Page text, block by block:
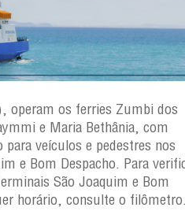
operam os ferries Zumbi dos
e Maria Bethânia, com
veículos e pedestres nos
e Bom Despacho. Para
São Joaquim e Bom
horário, consulte o